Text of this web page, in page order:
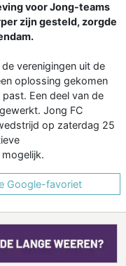
voor Jong-teams
zijn gesteld, zorgde
verenigingen uit de
oplossing gekomen
Een deel van de
Jong FC
op zaterdag 25
Google-favoriet